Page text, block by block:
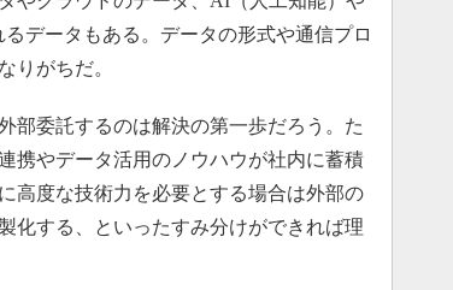
データもある。データの形式や通信プロ
りがちだ。
委託するのは解決の第一歩だろう。た
携やデータ活用のノウハウが社内に蓄積
高度な技術力を必要とする場合は外部の
化する、といったすみ分けができれば理